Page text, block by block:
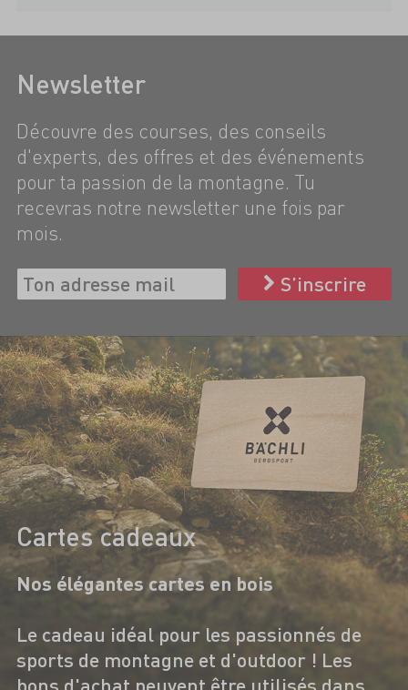
Newsletter
Découvre des courses, des conseils
d'experts, des offres et des événements
pour ta passion de la montagne. Tu
recevras notre newsletter une fois par
mois.
S’inscrire
Cartes cadeaux
Nos élégantes cartes en bois
Le cadeau idéal pour les passionnés de
sports de montagne et d'outdoor ! Les